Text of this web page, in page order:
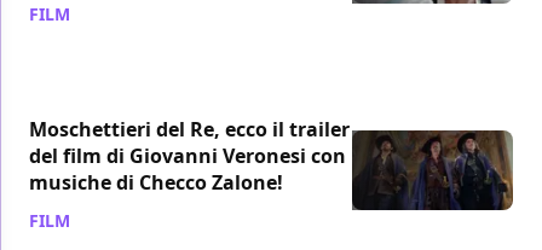
FILM
Moschettieri del Re, ecco il trailer
del film di Giovanni Veronesi con
musiche di Checco Zalone!
FILM